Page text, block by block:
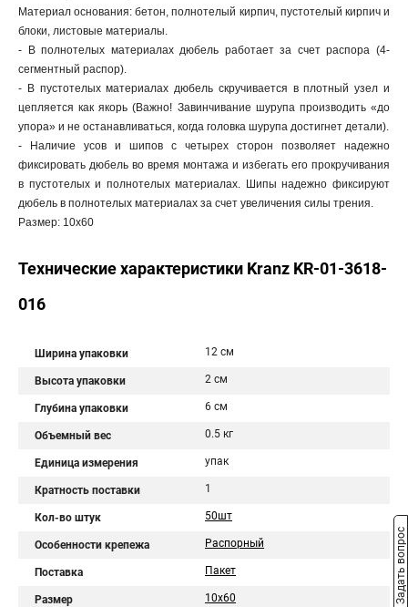
Материал основания: бетон, полнотелый кирпич, пустотелый кирпич и
блоки, листовые материалы.
- В полнотелых материалах дюбель работает за счет распора (4-
сегментный распор).
- В пустотелых материалах дюбель скручивается в плотный узел и
цепляется как якорь (Важно! Завинчивание шурупа производить «до
упора» и не останавливаться, когда головка шурупа достигнет детали).
- Наличие усов и шипов с четырех сторон позволяет надежно
фиксировать дюбель во время монтажа и избегать его прокручивания
в пустотелых и полнотелых материалах. Шипы надежно фиксируют
дюбель в полнотелых материалах за счет увеличения силы трения.
Размер: 10х60
Технические характеристики Kranz KR-01-3618-
016
Ширина упаковки 12 см
Высота упаковки 2 см
Глубина упаковки 6 см
Объемный вес 0.5 кг
Единица измерения упак
Кратность поставки 1
Кол-во штук 50шт
Особенности крепежа Распорный
Поставка Пакет
Размер 10х60 Задать вопрос